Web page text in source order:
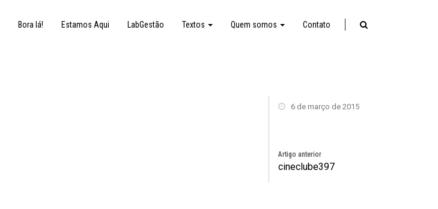
Bora lá! Estamos Aqui LabGestão Textos Quem somos Contato
6 de março de 2015
Artigo anterior
cineclube397